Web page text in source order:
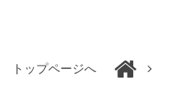
トップページへ